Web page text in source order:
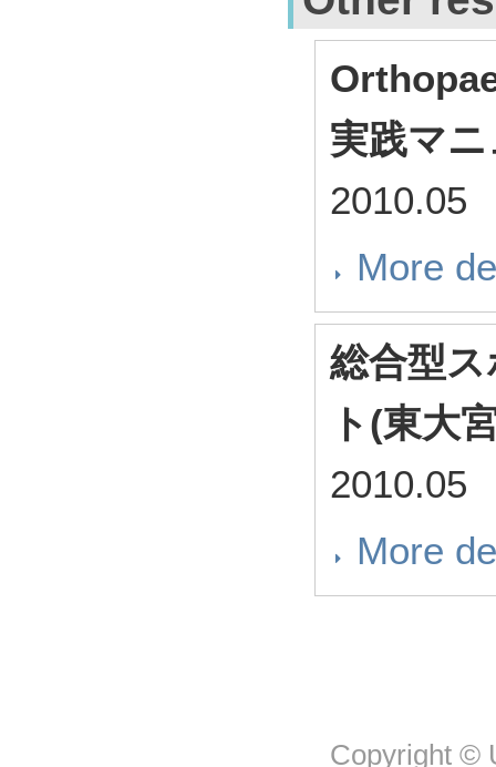
実践マ
2010.05
More
総合型
ト(東大
2010.05
More
Copyright ©